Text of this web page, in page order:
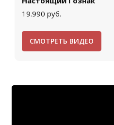
19.990 руб.
СМОТРЕТЬ ВИДЕО